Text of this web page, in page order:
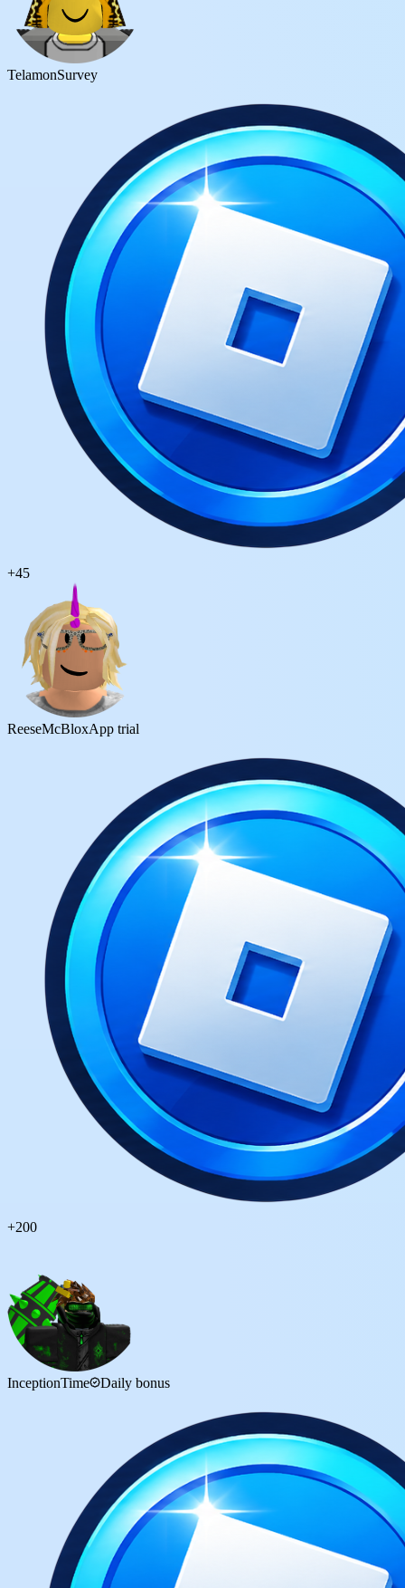
TelamonSurvey
+45
ReeseMcBloxApp trial
+200
InceptionTime Daily bonus